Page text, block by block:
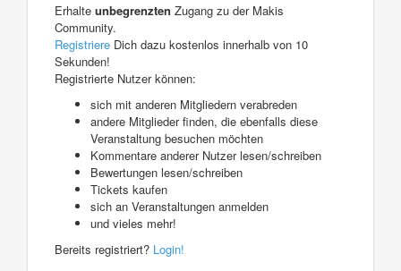
Erhalte unbegrenzten Zugang zu der Makis
Community.
Registriere Dich dazu kostenlos innerhalb von 10
Sekunden!
Registrierte Nutzer können:
sich mit anderen Mitgliedern verabreden
andere Mitglieder finden, die ebenfalls diese
Veranstaltung besuchen möchten
Kommentare anderer Nutzer lesen/schreiben
Bewertungen lesen/schreiben
Tickets kaufen
sich an Veranstaltungen anmelden
und vieles mehr!
Bereits registriert? Login!